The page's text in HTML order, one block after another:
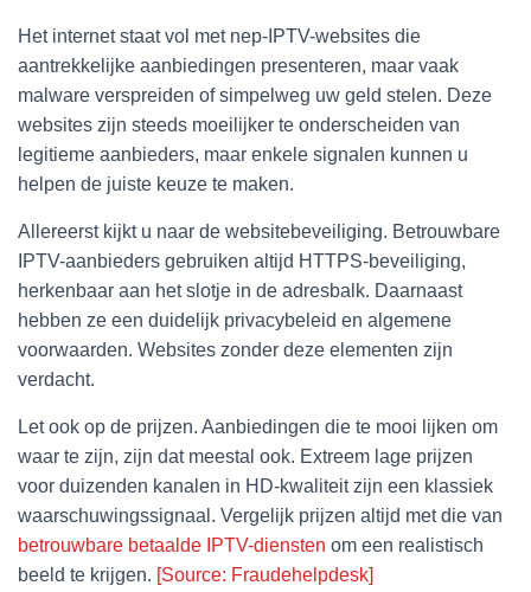
Het internet staat vol met nep-IPTV-websites die
aantrekkelijke aanbiedingen presenteren, maar vaak
malware verspreiden of simpelweg uw geld stelen. Deze
websites zijn steeds moeilijker te onderscheiden van
legitieme aanbieders, maar enkele signalen kunnen u
helpen de juiste keuze te maken.
Allereerst kijkt u naar de websitebeveiliging. Betrouwbare
IPTV-aanbieders gebruiken altijd HTTPS-beveiliging,
herkenbaar aan het slotje in de adresbalk. Daarnaast
hebben ze een duidelijk privacybeleid en algemene
voorwaarden. Websites zonder deze elementen zijn
verdacht.
Let ook op de prijzen. Aanbiedingen die te mooi lijken om
waar te zijn, zijn dat meestal ook. Extreem lage prijzen
voor duizenden kanalen in HD-kwaliteit zijn een klassiek
waarschuwingssignaal. Vergelijk prijzen altijd met die van
betrouwbare betaalde IPTV-diensten om een realistisch
beeld te krijgen. [Source: Fraudehelpdesk]